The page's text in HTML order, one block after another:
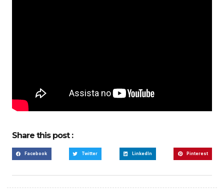
Share this post :
Facebook Twitter LinkedIn Pinterest